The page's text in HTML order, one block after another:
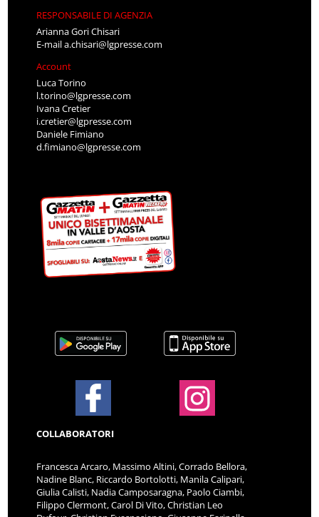
RESPONSABILE DI AGENZIA
Arianna Gori Chisari
E-maila.chisari@lgpresse.com
Account
Luca Torino
l.torino@lgpresse.com
Ivana Cretier
i.cretier@lgpresse.com
Daniele Fimiano
d.fimiano@lgpresse.com
COLLABORATORI
Francesca Arcaro, Massimo Altini, Corrado Bellora,
Nadine Blanc, Riccardo Bortolotti, Manila Calipari,
Giulia Calisti, Nadia Camposaragna, Paolo Ciambi,
Filippo Clermont, Carol Di Vito, Christian Leo